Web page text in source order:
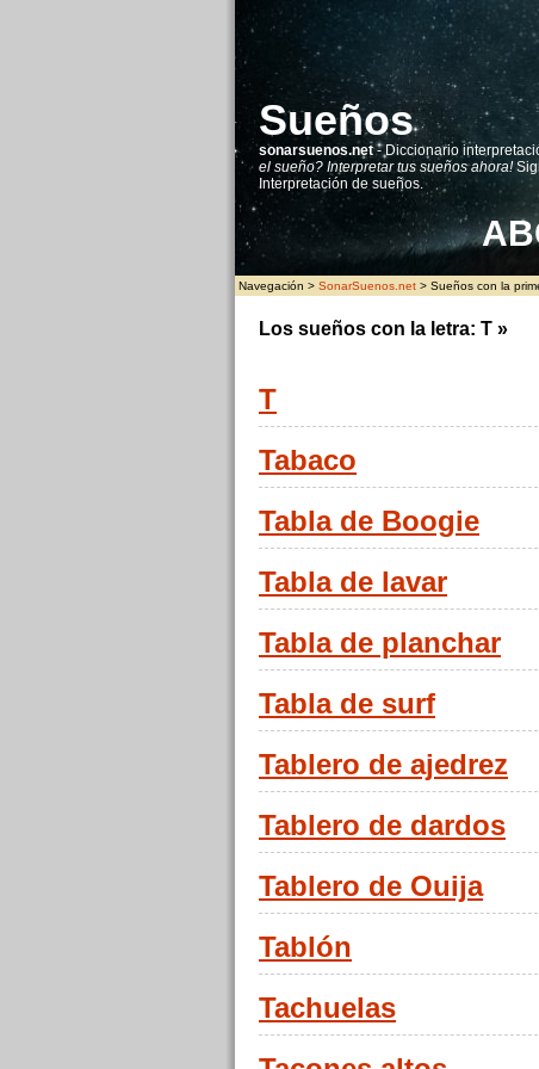
Sueños
sonarsuenos.net- Diccionario
el sueño? Interpretar tus sueños ahora!
Interpretación de sueños.
AB
Navegación > SonarSuenos.net > Sueños con la
Los sueños con la letra: T »
T
Tabaco
Tabla de Boogie
Tabla de lavar
Tabla de planchar
Tabla de surf
Tablero de ajedrez
Tablero de dardos
Tablero de Ouija
Tablón
Tachuelas